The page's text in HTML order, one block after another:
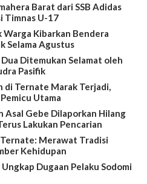
Barat dari SSB Adidas
Timnas U-17
Kibarkan Bendera
Selama Agustus
Ditemukan Selamat oleh
Pasifik
di Ternate Marak Terjadi,
Utama
Asal Gebe Dilaporkan Hilang
Lakukan Pencarian
Merawat Tradisi
Kehidupan
Dugaan Pelaku Sodomi